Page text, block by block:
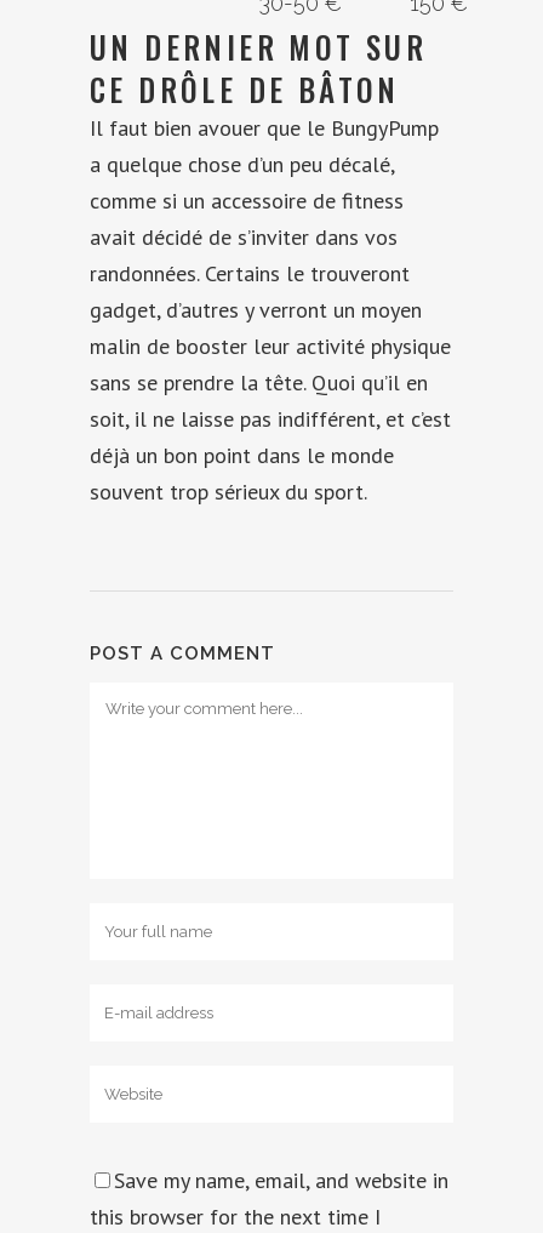
UN DERNIER MOT SUR
CE DRÔLE DE BÂTON
Il faut bien avouer que le BungyPump
a quelque chose d’un peu décalé,
comme si un accessoire de fitness
avait décidé de s’inviter dans vos
randonnées. Certains le trouveront
gadget, d’autres y verront un moyen
malin de booster leur activité physique
sans se prendre la tête. Quoi qu’il en
soit, il ne laisse pas indifférent, et c’est
déjà un bon point dans le monde
souvent trop sérieux du sport.
POST A COMMENT
Save my name, email, and website in
this browser for the next time I